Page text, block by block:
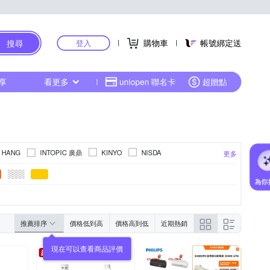
搜尋 登入 購物車 帳號綁定送
看更多 uniopen 聯名卡 超贈點
更多
HANG INTOPIC 廣鼎 KINYO
NISDA
品牌
推薦排序 價格低到高 價格高到低 近期熱銷